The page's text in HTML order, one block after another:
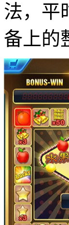
法，平
备上的